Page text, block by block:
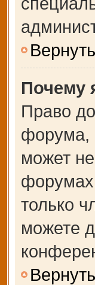
Почему
Право
форума,
может
только
можете